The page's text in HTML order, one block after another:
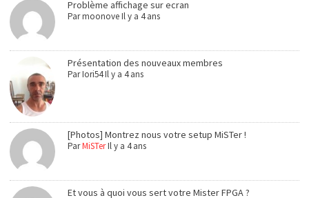
Problème affichage sur ecran
ParmoonoveIl y a 4 ans
Présentation des nouveaux membres
ParIori54Il y a 4 ans
[Photos] Montrez nous votre setup MiSTer !
ParMiSTerIl y a 4 ans
Et vous à quoi vous sert votre Mister FPGA ?